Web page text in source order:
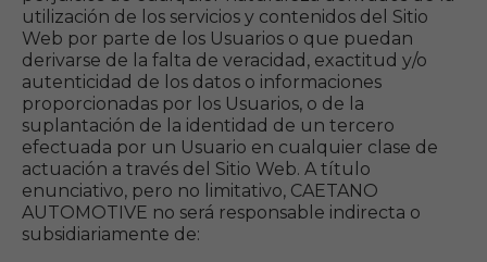
utilización de los servicios y contenidos del Sitio
Web por parte de los Usuarios o que puedan
derivarse de la falta de veracidad, exactitud y/o
autenticidad de los datos o informaciones
proporcionadas por los Usuarios, o de la
suplantación de la identidad de un tercero
efectuada por un Usuario en cualquier clase de
actuación a través del Sitio Web. A título
enunciativo, pero no limitativo, CAETANO
AUTOMOTIVE no será responsable indirecta o
subsidiariamente de: